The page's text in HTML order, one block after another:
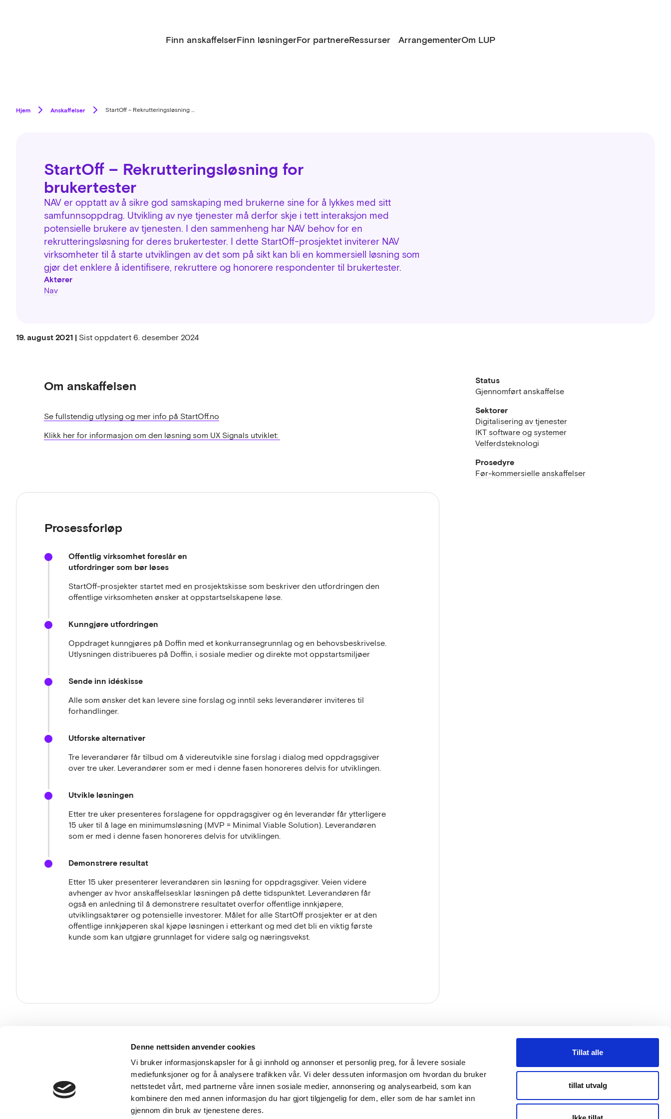
Denne nettsiden anvender cookies
Vi bruker informasjonskapsler for å gi innhold og annonser et personlig preg, for å levere sosiale
mediefunksjoner og for å analysere trafikken vår. Vi deler dessuten informasjon om hvordan du bruker
nettstedet vårt, med partnerne våre innen sosiale medier, annonsering og analysearbeid, som kan
kombinere den med annen informasjon du har gjort tilgjengelig for dem, eller som de har samlet inn
gjennom din bruk av tjenestene deres.
Tillat alle
tillat utvalg
Finn anskaffelserFinn løsningerFor partnereRessurser ArrangementerOm LUP
Hjem Anskaffelser StartOff – Rekrutteringsløsning for brukertester
StartOff – Rekrutteringsløsning for
brukertester
NAV er opptatt av å sikre god samskaping med brukerne sine for å lykkes med sitt
samfunnsoppdrag. Utvikling av nye tjenester må derfor skje i tett interaksjon med
potensielle brukere av tjenesten. I den sammenheng har NAV behov for en
rekrutteringsløsning for deres brukertester. I dette StartOff-prosjektet inviterer NAV
virksomheter til å starte utviklingen av det som på sikt kan bli en kommersiell løsning som
gjør det enklere å identifisere, rekruttere og honorere respondenter til brukertester.
Aktører
Nav
19. august 2021 | Sist oppdatert 6. desember 2024
Status
Gjennomført anskaffelse
Sektorer
Digitalisering av tjenester
IKT software og systemer
Velferdsteknologi
Prosedyre
Før-kommersielle anskaffelser
Om anskaffelsen
Se fullstendig utlysing og mer info på StartOff.no
Klikk her for informasjon om den løsning som UX Signals utviklet:
Prosessforløp
Offentlig virksomhet foreslår en
utfordringer som bør løses
StartOff-prosjekter startet med en prosjektskisse som beskriver den utfordringen den
offentlige virksomheten ønsker at oppstartselskapene løse.
Kunngjøre utfordringen
Oppdraget kunngjøres på Doffin med et konkurransegrunnlag og en behovsbeskrivelse.
Utlysningen distribueres på Doffin, i sosiale medier og direkte mot oppstartsmiljøer
Sende inn idéskisse
Alle som ønsker det kan levere sine forslag og inntil seks leverandører inviteres til
forhandlinger.
Utforske alternativer
Tre leverandører får tilbud om å videreutvikle sine forslag i dialog med oppdragsgiver
over tre uker. Leverandører som er med i denne fasen honoreres delvis for utviklingen.
Utvikle løsningen
Etter tre uker presenteres forslagene for oppdragsgiver og én leverandør får ytterligere
15 uker til å lage en minimumsløsning (MVP = Minimal Viable Solution). Leverandøren
som er med i denne fasen honoreres delvis for utviklingen.
Demonstrere resultat
Etter 15 uker presenterer leverandøren sin løsning for oppdragsgiver. Veien videre
avhenger av hvor anskaffelsesklar løsningen på dette tidspunktet. Leverandøren får
også en anledning til å demonstrere resultatet overfor offentlige innkjøpere,
utviklingsaktører og potensielle investorer. Målet for alle StartOff prosjekter er at den
offentlige innkjøperen skal kjøpe løsningen i etterkant og med det bli en viktig første
kunde som kan utgjøre grunnlaget for videre salg og næringsvekst.
lup@lup.no
Se alle kontaktpersoner
Middelthuns gate 27
0368 Oslo